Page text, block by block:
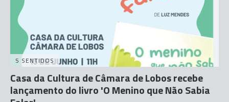
5 SENTIDOS
Casa da Cultura de Câmara de Lobos recebe
lançamento do livro 'O Menino que Não Sabia